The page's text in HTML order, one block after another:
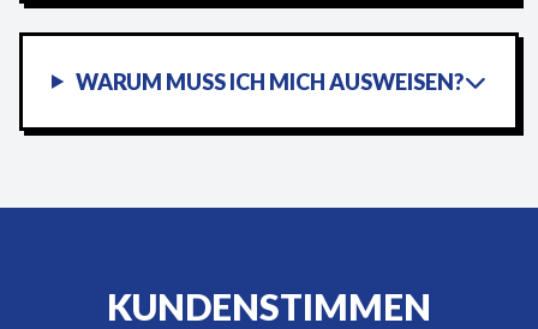
WARUM MUSS ICH MICH AUSWEISEN?
KUNDENSTIMMEN